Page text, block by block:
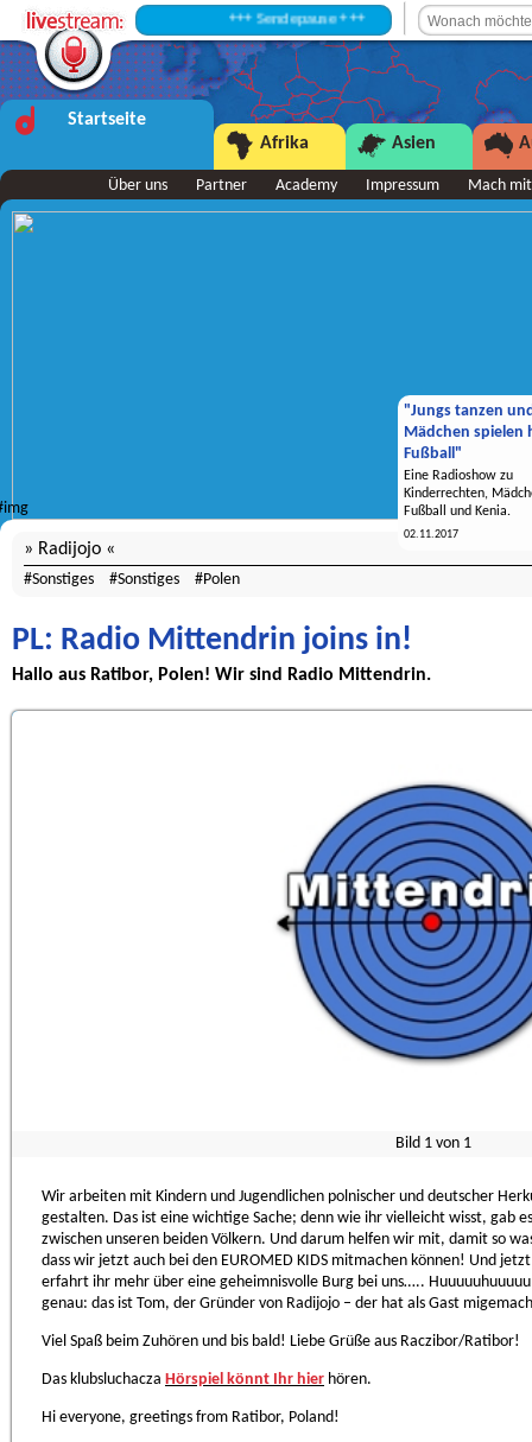
+++ Sendepause +++
Startseite
Afrika
Asien
Über uns Partner Academy Impressum Mach mit
"Jungs tanzen
Mädchen spielen
Fußball"
Eine Radioshow zu
Kinderrechten,
Fußball und Kenia.
02.11.2017
Radijojo
Sonstiges Sonstiges Polen
PL: Radio Mittendrin joins in!
Hallo aus Ratibor, Polen! Wir sind Radio Mittendrin.
Bild 1 von 1
Wir arbeiten mit Kindern und Jugendlichen polnischer und deutscher
gestalten. Das ist eine wichtige Sache; denn wie ihr vielleicht wisst, gab
zwischen unseren beiden Völkern. Und darum helfen wir mit, damit so
dass wir jetzt auch bei den EUROMED KIDS mitmachen können! Und
erfahrt ihr mehr über eine geheimnisvolle Burg bei uns…..
genau: das ist Tom, der Gründer von Radijojo – der hat als Gast
Viel Spaß beim Zuhören und bis bald! Liebe Grüße aus Raczibor/Ratibor!
Das klubsluchacza Hörspiel könnt Ihr hier hören.
Hi everyone, greetings from Ratibor, Poland!